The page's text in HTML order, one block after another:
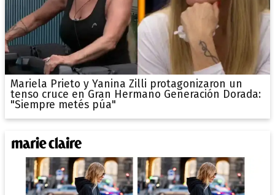
Mariela Prieto y Yanina Zilli protagonizaron un
tenso cruce en Gran Hermano Generación Dorada:
"Siempre metés púa"